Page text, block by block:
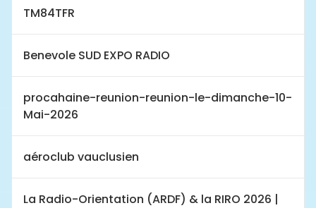
TM84TFR
Benevole SUD EXPO RADIO
procahaine-reunion-reunion-le-dimanche-10-
Mai-2026
aéroclub vauclusien
La Radio-Orientation (ARDF) & la RIRO 2026 |